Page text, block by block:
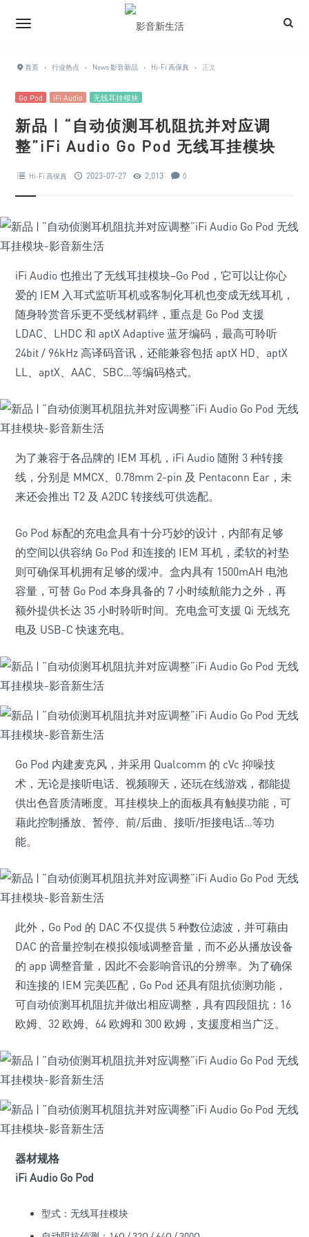
首页 › 行业热点 › News 影音新品 › Hi-Fi 高保真 › 正文
Go Pod iFi Audio 无线耳挂模块
新品 | “自动侦测耳机阻抗并对应调
整”iFi Audio Go Pod 无线耳挂模块
Hi-Fi 高保真 2023-07-27 2,013 0
iFi Audio 也推出了无线耳挂模块–Go Pod，它可以让你心
爱的 IEM 入耳式监听耳机或客制化耳机也变成无线耳机，
随身聆赏音乐更不受线材羁绊，重点是 Go Pod 支援
LDAC、LHDC 和 aptX Adaptive 蓝牙编码，最高可聆听
24bit / 96kHz 高译码音讯，还能兼容包括 aptX HD、aptX
LL、aptX、AAC、SBC…等编码格式。
为了兼容于各品牌的 IEM 耳机，iFi Audio 随附 3 种转接
线，分别是 MMCX、0.78mm 2-pin 及 Pentaconn Ear，未
来还会推出 T2 及 A2DC 转接线可供选配。
Go Pod 标配的充电盒具有十分巧妙的设计，内部有足够
的空间以供容纳 Go Pod 和连接的 IEM 耳机，柔软的衬垫
则可确保耳机拥有足够的缓冲。盒内具有 1500mAH 电池
容量，可替 Go Pod 本身具备的 7 小时续航能力之外，再
额外提供长达 35 小时聆听时间。充电盒可支援 Qi 无线充
电及 USB-C 快速充电。
Go Pod 内建麦克风，并采用 Qualcomm 的 cVc 抑噪技
术，无论是接听电话、视频聊天，还玩在线游戏，都能提
供出色音质清晰度。耳挂模块上的面板具有触摸功能，可
藉此控制播放、暂停、前/后曲、接听/拒接电话…等功
能。
此外，Go Pod 的 DAC 不仅提供 5 种数位滤波，并可藉由
DAC 的音量控制在模拟领域调整音量，而不必从播放设备
的 app 调整音量，因此不会影响音讯的分辨率。为了确保
和连接的 IEM 完美匹配，Go Pod 还具有阻抗侦测功能，
可自动侦测耳机阻抗并做出相应调整，具有四段阻抗：16
欧姆、32 欧姆、64 欧姆和 300 欧姆，支援度相当广泛。
器材规格
iFi Audio Go Pod
型式：无线耳挂模块